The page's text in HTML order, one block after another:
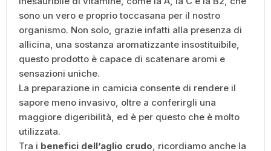
sono un vero e proprio toccasana per il nostro
organismo. Non solo, grazie infatti alla presenza di
allicina, una sostanza aromatizzante insostituibile,
questo prodotto è capace di scatenare aromi e
sensazioni uniche.
La preparazione in camicia consente di rendere il
sapore meno invasivo, oltre a conferirgli una
maggiore digeribilità, ed è per questo che è molto
utilizzata.
Tra i benefici dell’aglio crudo, ricordiamo anche la